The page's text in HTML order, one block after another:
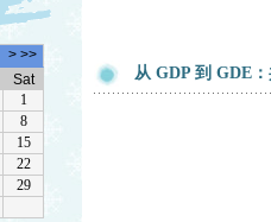
从 GDP 到 GDE